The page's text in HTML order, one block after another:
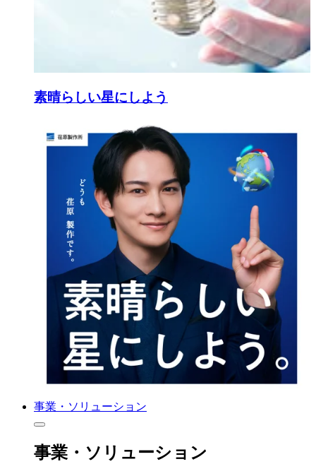
素晴らしい星にしよう
事業・ソリューション
事業・ソリューション